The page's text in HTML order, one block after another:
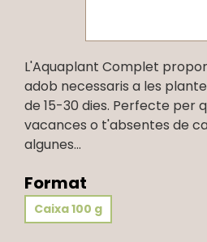
L'Aquaplant Complet
adob necessaris a les
de 15-30 dies. Perfecte per
vacances o t'absentes de
algunes...
Format
Caixa 100 g